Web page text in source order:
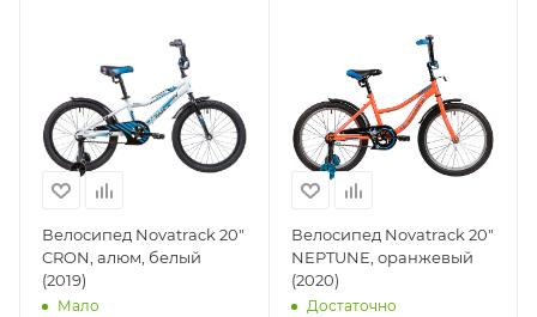
Велосипед Novatrack 20"
CRON, алюм, белый
(2019)
Мало
Велосипед Novatrack 20"
NEPTUNE, оранжевый
(2020)
Достаточно